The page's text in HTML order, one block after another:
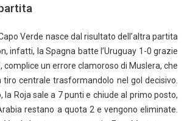
Verde nasce dal risultato dell’altra partita
infatti, la Spagna batte l’Uruguay 1-0 grazie
complice un errore clamoroso di Muslera, che
centrale trasformandolo nel gol decisivo.
la Roja sale a 7 punti e chiude al primo posto,
restano a quota 2 e vengono eliminate.